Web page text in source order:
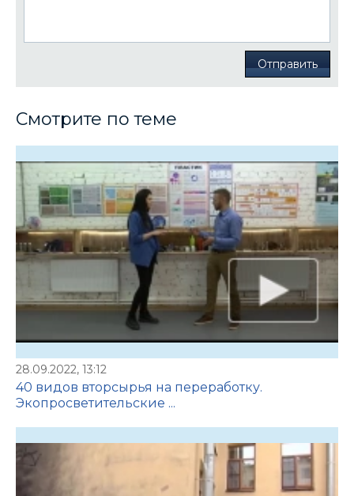
Отправить
Смотрите по теме
28.09.2022, 13:12
40 видов вторсырья на переработку.
Экопросветительские ...